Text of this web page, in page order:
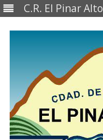
C.R. El Pinar Alto